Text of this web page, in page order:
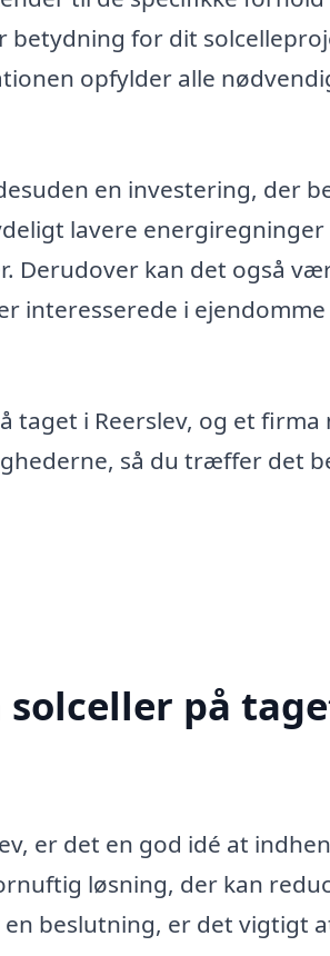
betydning for dit
opfylder alle
en investering, der
lavere energiregninger
Derudover kan det også
interesserede i
taget i Reerslev, og et firma
så du træffer det
på
er det en god idé at
løsning, der kan
beslutning, er det vigtigt